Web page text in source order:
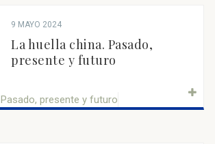
9 MAYO 2024
La huella china. Pasado,
presente y futuro